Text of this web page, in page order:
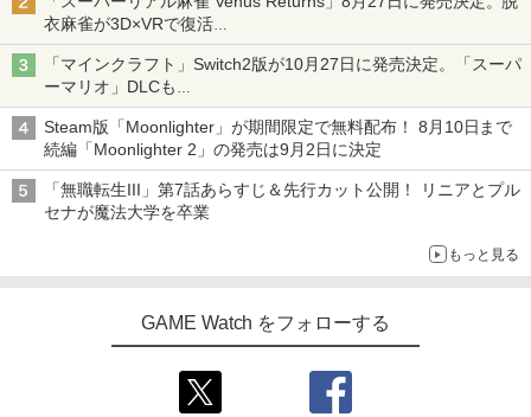
衣麻雀が3D×VRで復活
発売から2週間は20%オフになるセールが実施
「マインクラフト」Switch2版が10月27日に発売決定。「スーパ
ーマリオ」DLCも
Switch版からのアップグレードも可能に
Steam版「Moonlighter」が期間限定で無料配布！ 8月10日まで
続編「Moonlighter 2」の発売は9月2日に決定
「無職転生III」第7話あらすじ＆先行カット公開！ リニアとプル
セナが魔法大学を卒業
もっと見る
GAME Watch をフォローする